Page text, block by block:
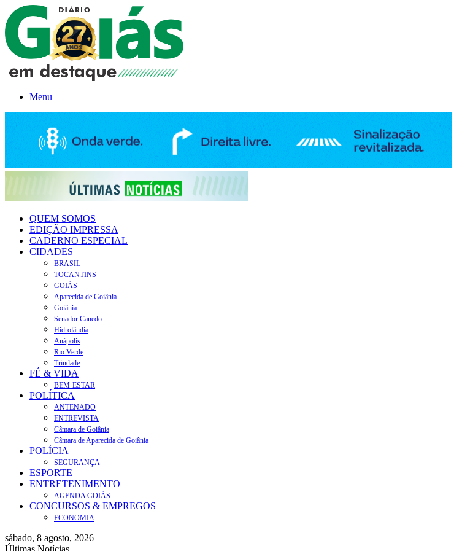
Menu
QUEM SOMOS
EDIÇÃO IMPRESSA
CADERNO ESPECIAL
CIDADES
BRASIL
TOCANTINS
GOIÁS
Aparecida de Goiânia
Goiânia
Senador Canedo
Hidrolândia
Anápolis
Rio Verde
Trindade
FÉ & VIDA
BEM-ESTAR
POLÍTICA
ANTENADO
ENTREVISTA
Câmara de Goiânia
Câmara de Aparecida de Goiânia
POLÍCIA
SEGURANÇA
ESPORTE
ENTRETENIMENTO
AGENDA GOIÁS
CONCURSOS & EMPREGOS
ECONOMIA
sábado, 8 agosto, 2026
Últimas Notícias